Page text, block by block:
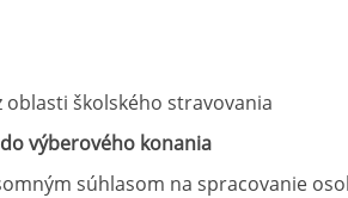
školského stravovania
výberového konania
súhlasom na spracovanie